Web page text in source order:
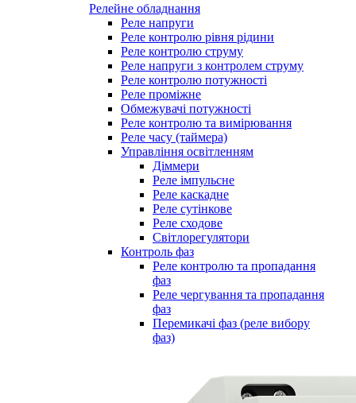
Релейне обладнання
Реле напруги
Реле контролю рівня рідини
Реле контролю струму
Реле напруги з контролем струму
Реле контролю потужності
Реле проміжне
Обмежувачі потужності
Реле контролю та вимірювання
Реле часу (таймера)
Управління освітленням
Діммери
Реле імпульсне
Реле каскадне
Реле сутінкове
Реле сходове
Світлорегулятори
Контроль фаз
Реле контролю та пропадання
фаз
Реле чергування та пропадання
фаз
Перемикачі фаз (реле вибору
фаз)